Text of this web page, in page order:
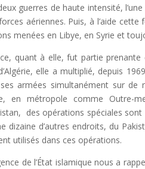
guerres de haute intensité,
aériennes. Puis, à l’aide
menées en Libye, en Syrie et
quant à elle, fut partie
elle a multiplié, depuis
armées simultanément sur
en métropole comme Outre-
des opérations spéciales
dizaine d’autres endroits, du
utilisés dans ces opérations.
de l’État islamique nous a